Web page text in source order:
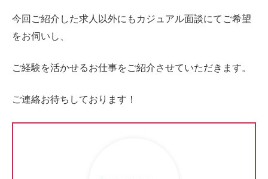
今回ご紹介した求人以外にもカジュアル面談にてご希望
をお伺いし、
ご経験を活かせるお仕事をご紹介させていただきます。
ご連絡お待ちしております！